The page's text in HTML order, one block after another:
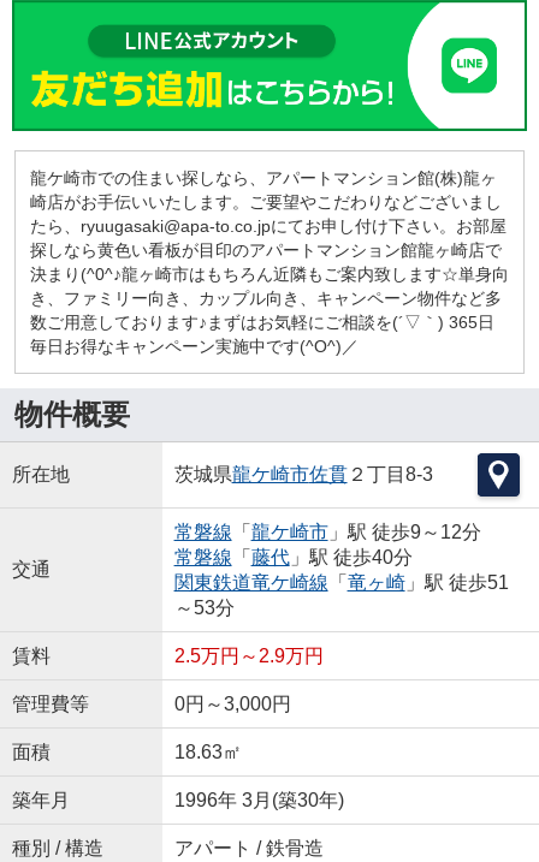
龍ケ崎市での住まい探しなら、アパートマンション館(株)龍ヶ
崎店がお手伝いいたします。ご要望やこだわりなどございまし
たら、ryuugasaki@apa-to.co.jpにてお申し付け下さい。お部屋
探しなら黄色い看板が目印のアパートマンション館龍ヶ崎店で
決まり(^0^♪龍ヶ崎市はもちろん近隣もご案内致します☆単身向
き、ファミリー向き、カップル向き、キャンペーン物件など多
数ご用意しております♪まずはお気軽にご相談を(´▽｀) 365日
毎日お得なキャンペーン実施中です(^O^)／
物件概要
所在地 茨城県龍ケ崎市佐貫２丁目8-3
交通
常磐線 「 龍ケ崎市」駅 徒歩9～12分
常磐線 「 藤代」駅 徒歩40分
関東鉄道竜ケ崎線 「 竜ヶ崎」駅 徒歩51
～53分
賃料 2.5万円～2.9万円
管理費等 0円～3,000円
面積 18.63㎡
築年月 1996年 3月(築30年)
種別 / 構造 アパート / 鉄骨造